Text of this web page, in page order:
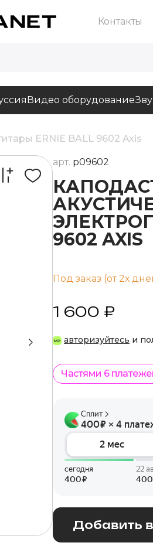
Контакты
Видео оборудование
ERNIE BALL 9602 Axis
арт. p09602
9602 AXIS
Под заказ (от 2х
1 600 ₽
авторизуйтесь и
Частями 6
Добавить